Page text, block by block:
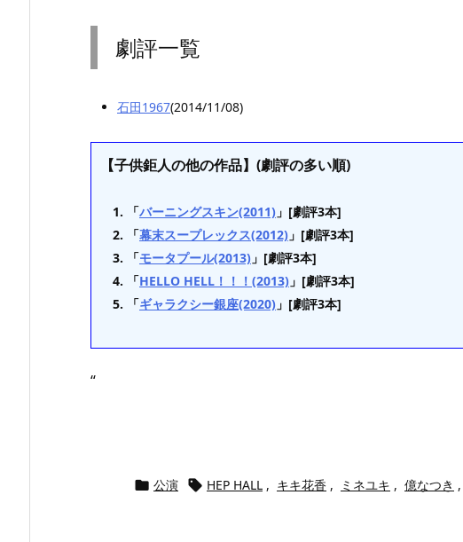
劇評一覧
石田1967(2014/11/08)
【子供鉅人の他の作品】(劇評の多い順)
「バーニングスキン(2011) 」[劇評3本]
「幕末スープレックス(2012) 」[劇評3本]
「モータプール(2013) 」[劇評3本]
「HELLO HELL！！！(2013) 」[劇評3本]
「ギャラクシー銀座(2020) 」[劇評3本]
“
 公演  HEP HALL , キキ花香 , ミネユキ , 億なつき ,